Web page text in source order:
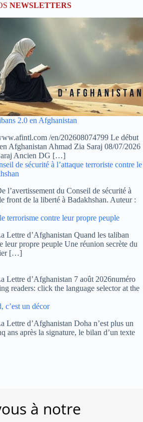
NEWSLETTERS
2.0 en Afghanistan
/en/202608074799 Le début
Afghanistan Ahmad Zia Saraj 08/07/2026
Ancien DG […]
de sécurité à l’attaque terroriste contre le
l’avertissement du Conseil de sécurité à
front de la liberté à Badakhshan. Auteur :
terrorisme contre leur propre peuple
Lettre d’Afghanistan Quand les taliban
leur propre peuple Une réunion secrète du
[…]
Lettre d’Afghanistan 7 août 2026numéro
readers: click the language selector at the
c’est un décor
Lettre d’Afghanistan Doha n’est plus un
ans après la signature, le bilan d’un texte
à notre